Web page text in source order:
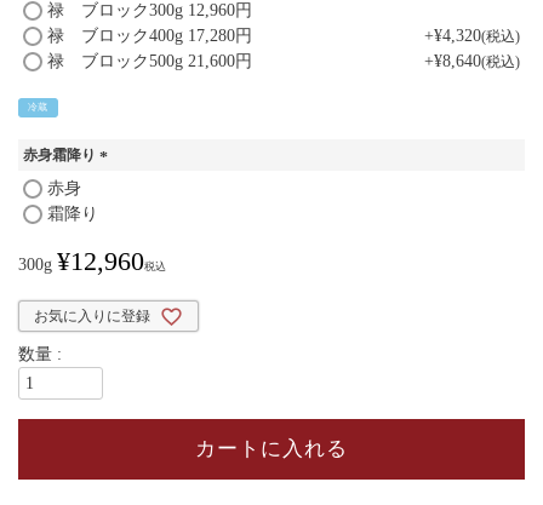
禄 ブロック300g 12,960円
禄 ブロック400g 17,280円
+¥4,320 税込
禄 ブロック500g 21,600円 +¥8,640 税込
冷蔵
赤身霜降り
赤身
霜降り
300g ¥12,960税込
お気に入りに登録
カートに入れる